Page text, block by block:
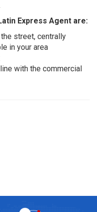
Express Agent are:
street, centrally
in your area
with the commercial